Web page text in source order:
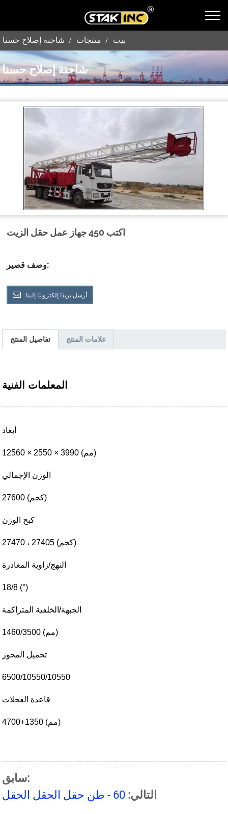
بيت منتجات شاحنة إصلاح حسنا
شاحنة إصلاح حسنا
اكتب 450 جهاز عمل حقل الزيت
وصف قصير:
أرسل بريدًا إلكترونيًا إلينا
تفاصيل المنتج علامات المنتج
المعلمات الفنية
أبعاد
12560 × 2550 × 3990 (مم)
الوزن الإجمالي
27600 (كجم)
كبح الوزن
27470 ، 27405 (كجم)
النهج/زاوية المغادرة
18/8 (°)
الجبهة/الخلفية المتراكمة
1460/3500 (مم)
تحميل المحور
6500/10550/10550
قاعدة العجلات
4700+1350 (مم)
سابق:
التالي: 60 - طن حقل الحقل الحقل